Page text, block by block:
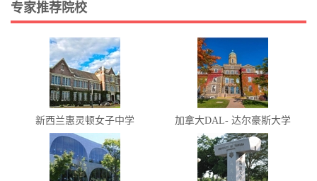
专家推荐院校
新西兰惠灵顿女子中学 加拿大DAL- 达尔豪斯大学